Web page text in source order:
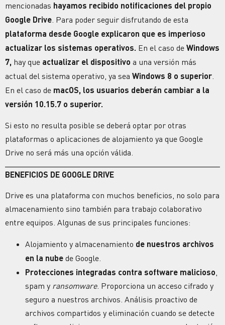
mencionadas hayamos recibido notificaciones del propio
Google Drive. Para poder seguir disfrutando de esta
plataforma desde Google explicaron que es imperioso
actualizar los sistemas operativos. En el caso de Windows
7, hay que actualizar el dispositivo a una versión más
actual del sistema operativo, ya sea Windows 8 o superior.
En el caso de macOS, los usuarios deberán cambiar a la
versión 10.15.7 o superior.
Si esto no resulta posible se deberá optar por otras
plataformas o aplicaciones de alojamiento ya que Google
Drive no será más una opción válida.
BENEFICIOS DE GOOGLE DRIVE
Drive es una plataforma con muchos beneficios, no solo para
almacenamiento sino también para trabajo colaborativo
entre equipos. Algunas de sus principales funciones:
Alojamiento y almacenamiento de nuestros archivos
en la nube de Google.
Protecciones integradas contra software malicioso
spam y ransomware. Proporciona un acceso cifrado y
seguro a nuestros archivos. Análisis proactivo de
archivos compartidos y eliminación cuando se detecte